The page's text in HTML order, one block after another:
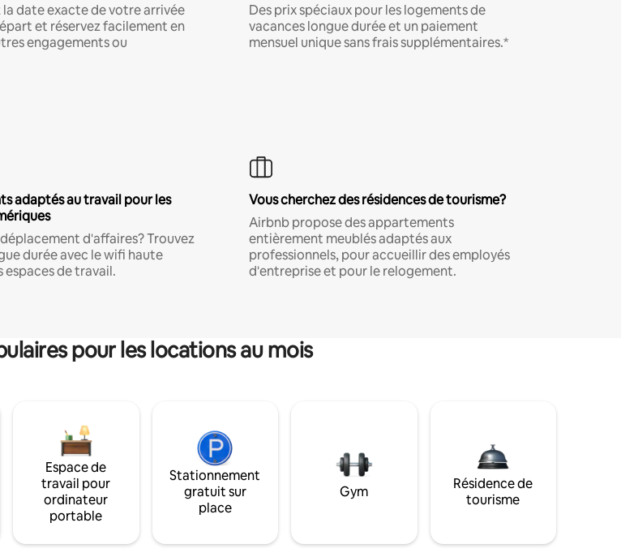
date exacte de votre arrivée
et réservez facilement en
engagements ou
Des prix spéciaux pour les logements de
vacances longue durée et un paiement
mensuel unique sans frais supplémentaires.*
adaptés au travail pour les
d'affaires? Trouvez
durée avec le wifi haute
espaces de travail.
Vous cherchez des résidences de tourisme?
Airbnb propose des appartements
entièrement meublés adaptés aux
professionnels, pour accueillir des employés
d'entreprise et pour le relogement.
pour les locations au mois
Espace de
travail pour
ordinateur
portable
Stationnement
gratuit sur
place
Gym
Résidence de
tourisme